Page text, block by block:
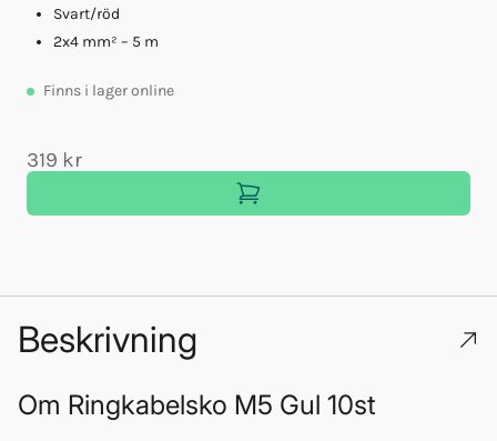
Svart/röd
2x4 mm² – 5 m
Finns i lager online
319 kr
Beskrivning
Om Ringkabelsko M5 Gul 10st